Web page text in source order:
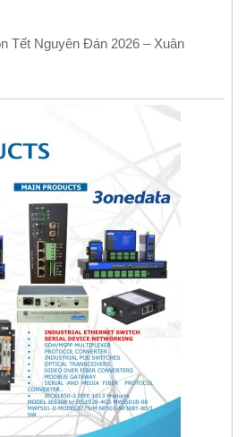
Tết Nguyên Đán 2026 – Xuân